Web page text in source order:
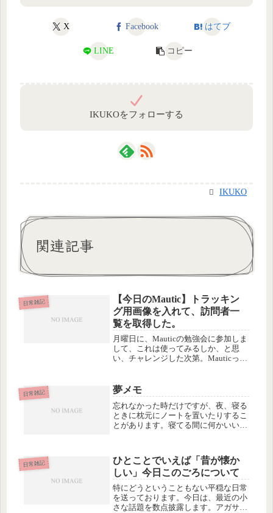
X Facebook はてブ
LINE コピー
IKUKOをフォローする
IKUKO
関連記事
日常雑記
【今日のMautic】トラッキン
グ用画像を入れて、訪問者一
覧を取得した。
月曜日に、Mauticの勉強会に参加しま
して、これは使ってみるしか、と思
い、チャレンジした次第。Mauticって
用の画像を仕込みました。
日常雑記 夢メモ
忘れなかった時だけですが、夜、寝る
ときに枕元にノートを置いたりするこ
とがあります。寝てる間に何かいいア
カラフルな模様が見えていて、これは
たぶん、本か雑誌の表紙か、あるいは
チ...
日常雑記
ひとことでいえば「昔が懐か
しい」今日このごろについて
特にどうということもない平穏な日常
を送っております。今日は、最近の小
さな話題を数点披露します。アガサ・